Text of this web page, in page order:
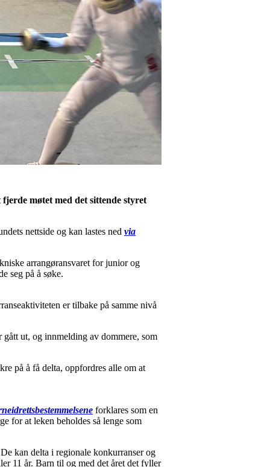
møtet med det sittende styret
nettside og kan lastes ned via
arrangøransvaret for junior og
seg på å søke.
er tilbake på samme nivå
ut, og innmelding av dommere, som
på å få delta, oppfordres alle om at
forklares som en
for at leken beholdes så lenge som
kan delta i regionale konkurranser og
11 år. Barn til og med det året det fyller